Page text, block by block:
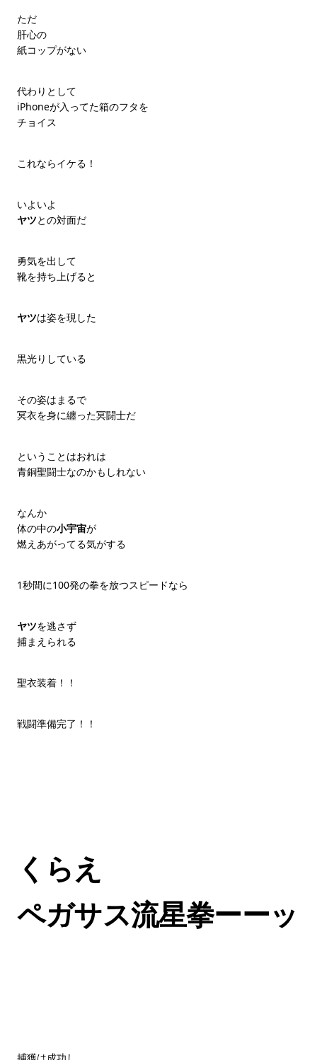
ただ
肝心の
紙コップがない
代わりとして
iPhoneが入ってた箱のフタを
チョイス
これならイケる！
いよいよ
ヤツとの対面だ
勇気を出して
靴を持ち上げると
ヤツは姿を現した
黒光りしている
その姿はまるで
冥衣を身に纏った冥闘士だ
ということはおれは
青銅聖闘士なのかもしれない
なんか
体の中の小宇宙が
燃えあがってる気がする
1秒間に100発の拳を放つスピードなら
ヤツを逃さず
捕まえられる
聖衣装着！！
戦闘準備完了！！
くらえ
ペガサス流星拳ーーッ
捕獲は成功し